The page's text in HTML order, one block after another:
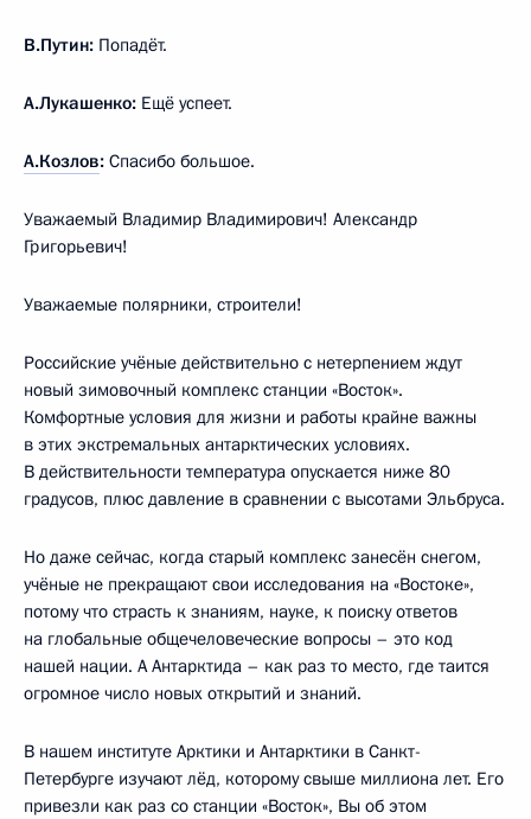
В.Путин: Попадёт.
А.Лукашенко: Ещё успеет.
А.Козлов: Спасибо большое.
Уважаемый Владимир Владимирович! Александр
Григорьевич!
Уважаемые полярники, строители!
Российские учёные действительно с нетерпением ждут
новый зимовочный комплекс станции «Восток».
Комфортные условия для жизни и работы крайне важны
в этих экстремальных антарктических условиях.
В действительности температура опускается ниже 80
градусов, плюс давление в сравнении с высотами Эльбруса.
Но даже сейчас, когда старый комплекс занесён снегом,
учёные не прекращают свои исследования на «Востоке»,
потому что страсть к знаниям, науке, к поиску ответов
на глобальные общечеловеческие вопросы – это код
нашей нации. А Антарктида – как раз то место, где таится
огромное число новых открытий и знаний.
В нашем институте Арктики и Антарктики в Санкт-
Петербурге изучают лёд, которому свыше миллиона лет. Его
привезли как раз со станции «Восток», Вы об этом